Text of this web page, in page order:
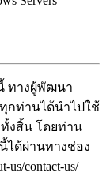
นี้ ทางผู้พัฒนา
ทุกท่านได้นำไปใช้
ทั้งสิ้น โดยท่าน
ได้ผ่านทางช่อง
us/contact-us/